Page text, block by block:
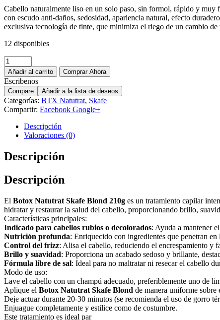
Cabello naturalmente liso en un solo paso, sin formol, rápido y
con escudo anti-daños, sedosidad, apariencia natural, efecto
exclusiva tecnología de tinte, que minimiza el riego de un cambio
12 disponibles
Añadir al carrito Comprar Ahora
Escribenos
Compare Añadir a la lista de deseos
Categorías: BTX Natutrat, Skafe
Compartir: Facebook Google+
Descripción
Valoraciones (0)
Descripción
Descripción
El Botox Natutrat Skafe Blond 210g es un tratamiento capilar
hidratar y restaurar la salud del cabello, proporcionando brillo,
Características principales:
Indicado para cabellos rubios o decolorados: Ayuda a mantener
Nutrición profunda: Enriquecido con ingredientes que penetran
Control del frizz: Alisa el cabello, reduciendo el encrespamiento y
Brillo y suavidad: Proporciona un acabado sedoso y brillante,
Fórmula libre de sal: Ideal para no maltratar ni resecar el cabello
Modo de uso:
Lave el cabello con un champú adecuado, preferiblemente uno de
Aplique el Botox Natutrat Skafe Blond de manera uniforme sobre
Deje actuar durante 20-30 minutos (se recomienda el uso de gorro
Enjuague completamente y estilice como de costumbre.
Este tratamiento es ideal par